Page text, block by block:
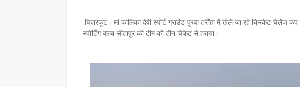
चित्रकूट। मां कालिका देवी स्पोर्ट ग्राउंड पुरवा तरौंहा में खेले जा रहे क्रिकेट चैलेंज
स्पोर्टिंग क्लब सीतापुर की टीम को तीन विकेट से हराया।